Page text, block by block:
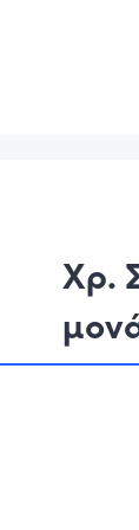
Χρ.